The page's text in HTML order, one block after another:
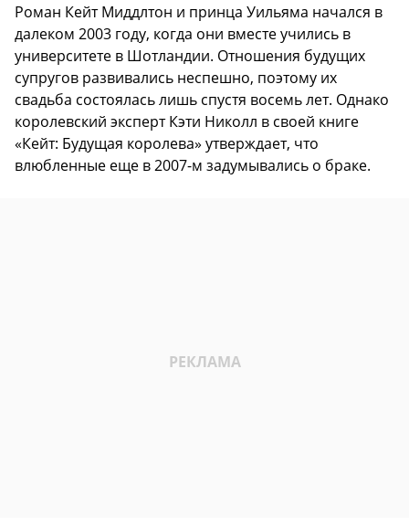
Роман Кейт Миддлтон и принца Уильяма начался в
далеком 2003 году, когда они вместе учились в
университете в Шотландии. Отношения будущих
супругов развивались неспешно, поэтому их
свадьба состоялась лишь спустя восемь лет. Однако
королевский эксперт Кэти Николл в своей книге
«Кейт: Будущая королева» утверждает, что
влюбленные еще в 2007-м задумывались о браке.